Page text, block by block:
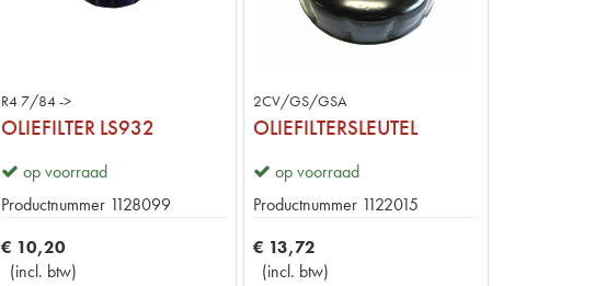
R4 7/84 ->
OLIEFILTER LS932
op voorraad
Productnummer 1128099
€ 10,20
(incl. btw)
2CV/GS/GSA
OLIEFILTERSLEUTEL
op voorraad
Productnummer 1122015
€ 13,72
(incl. btw)